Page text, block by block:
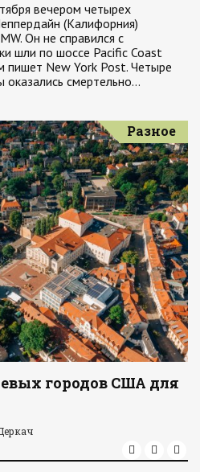
вечером четырех
(Калифорния)
Он не справился с
шли по шоссе Pacific Coast
пишет New York Post. Четыре
оказались смертельно…
Разное
городов США для